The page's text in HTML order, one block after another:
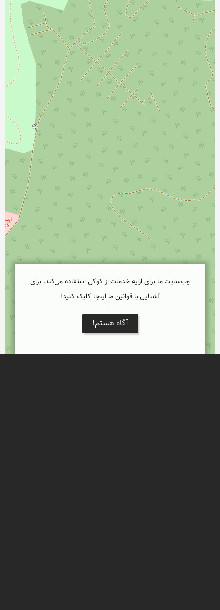
وب‌سایت ما برای ارایه خدمات از کوکی استفاده می‌کند. برای
آشنایی با قوانین ما اینجا کلیک کنید!
آگاه هستم!